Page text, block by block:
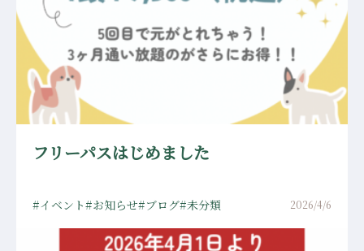
フリーパスはじめました
イベント お知らせ ブログ 未分類 2026/4/6